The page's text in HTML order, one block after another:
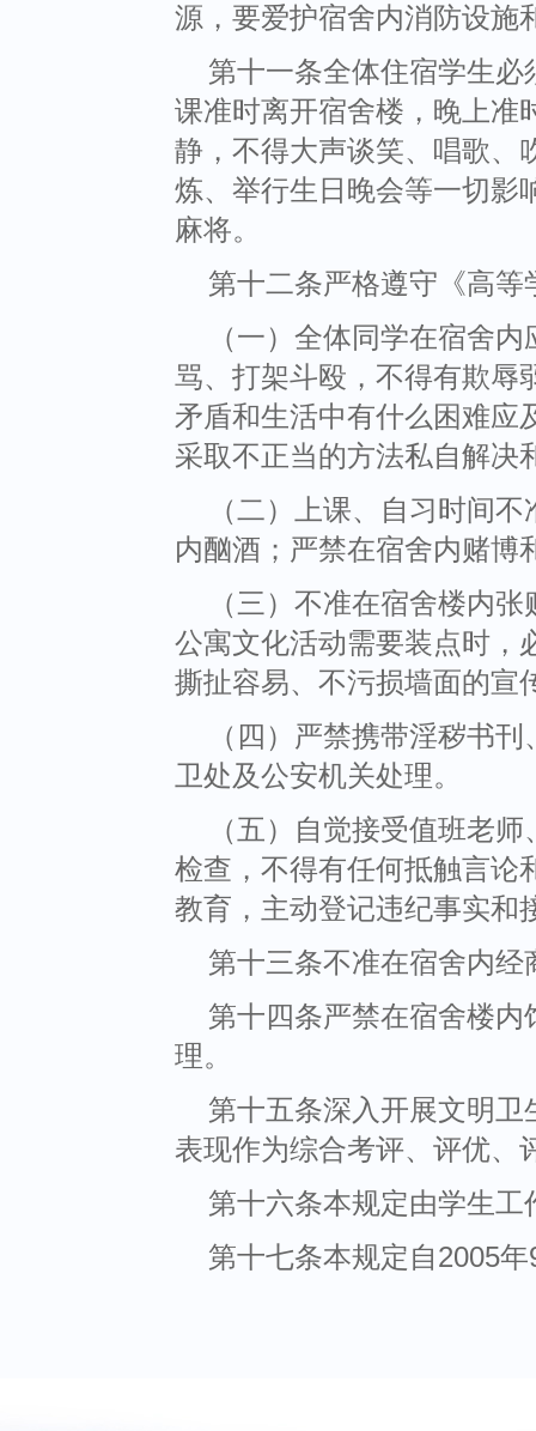
源，要爱护宿舍内消防设施
第十一条全体住宿学生
课准时离开宿舍楼，晚上准
静，不得大声谈笑、唱歌、
炼、举行生日晚会等一切影
麻将。
第十二条严格遵守《高
（一）全体同学在宿舍
骂、打架斗殴，不得有欺辱
矛盾和生活中有什么困难应
采取不正当的方法私自解决
（二）上课、自习时间
内酗酒；严禁在宿舍内赌博
（三）不准在宿舍楼内
公寓文化活动需要装点时，
撕扯容易、不污损墙面的宣
（四）严禁携带淫秽书
卫处及公安机关处理。
（五）自觉接受值班老
检查，不得有任何抵触言论
教育，主动登记违纪事实和
第十三条不准在宿舍内经
第十四条严禁在宿舍楼
理。
第十五条深入开展文明
表现作为综合考评、评优、
第十六条本规定由学生工
第十七条本规定自2005